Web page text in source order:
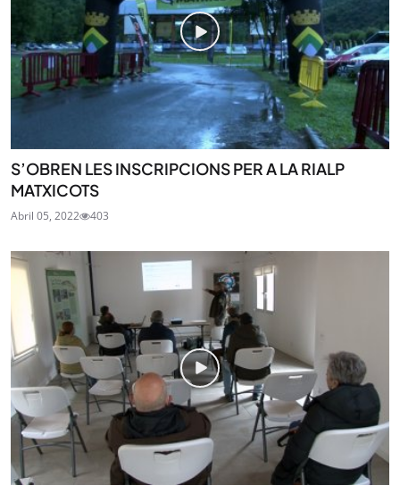
S’OBREN LES INSCRIPCIONS PER A LA RIALP
MATXICOTS
Abril 05, 2022 403